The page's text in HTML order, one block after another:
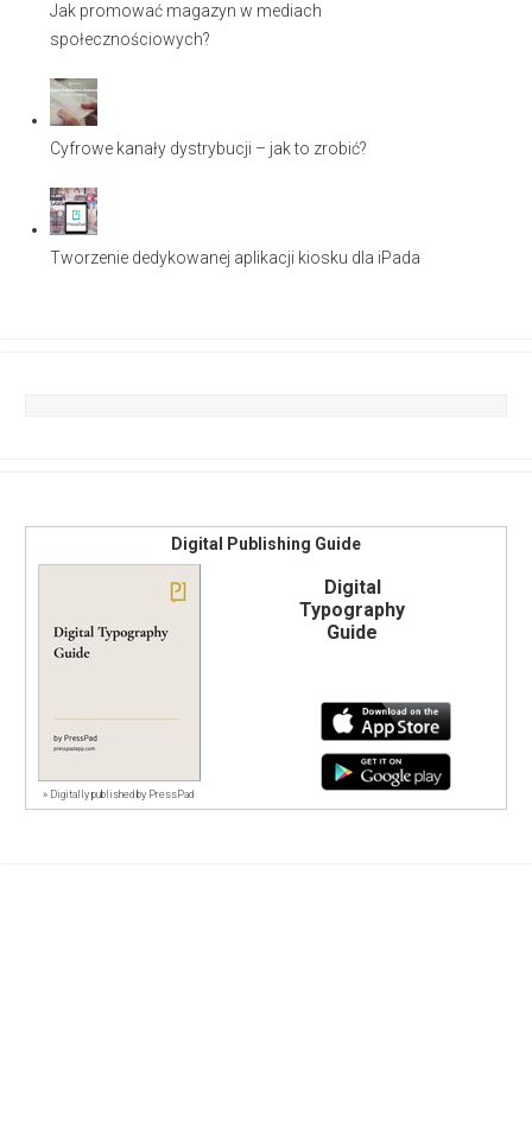
Jak promować magazyn w mediach
społecznościowych?
Cyfrowe kanały dystrybucji – jak to zrobić?
Tworzenie dedykowanej aplikacji kiosku dla iPada
Digital Publishing Guide
» Digitally published by PressPad
Digital
Typography
Guide